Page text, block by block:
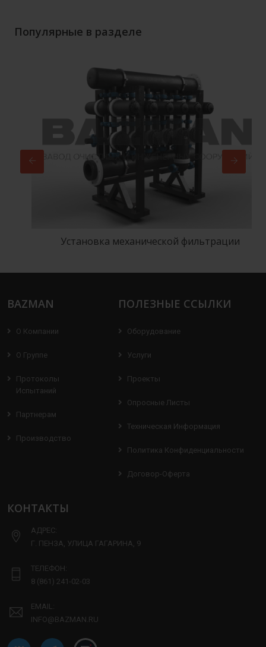
Популярные в разделе
Установка механической фильтрации
BAZMAN
О Компании
О Группе
Протоколы
Испытаний
Партнерам
Производство
ПОЛЕЗНЫЕ ССЫЛКИ
Оборудование
Услуги
Проекты
Опросные Листы
Техническая Информация
Политика Конфиденциальности
Договор-Оферта
КОНТАКТЫ
АДРЕС:
Г. ПЕНЗА, УЛИЦА ГАГАРИНА, 9
ТЕЛЕФОН:
8 (861) 241-02-03
EMAIL:
INFO@BAZMAN.RU